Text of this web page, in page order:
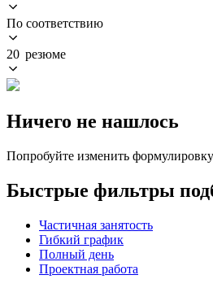
По соответствию
20 резюме
Ничего не нашлось
Попробуйте изменить
Быстрые фильтры
Частичная занятость
Гибкий график
Полный день
Проектная работа